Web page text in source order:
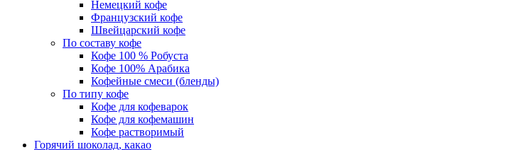
Немецкий кофе
Французский кофе
Швейцарский кофе
По составу кофе
Кофе 100 % Робуста
Кофе 100% Арабика
Кофейные смеси (бленды)
По типу кофе
Кофе для кофеварок
Кофе для кофемашин
Кофе растворимый
Горячий шоколад, какао